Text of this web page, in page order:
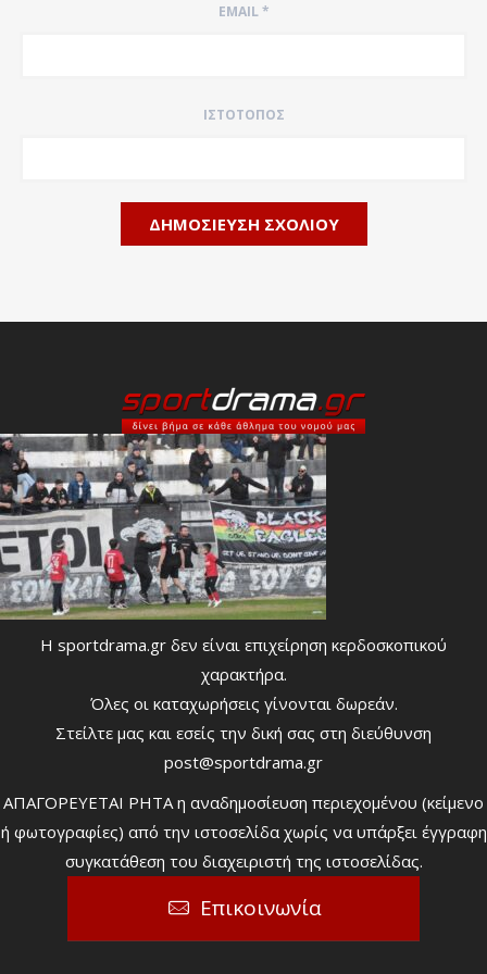
EMAIL*
ΙΣΤΌΤΟΠΟΣ
Η sportdrama.gr δεν είναι επιχείρηση κερδοσκοπικού
χαρακτήρα.
Όλες οι καταχωρήσεις γίνονται δωρεάν.
Στείλτε μας και εσείς την δική σας στη διεύθυνση
post@sportdrama.gr
ΑΠΑΓΟΡΕΥΕΤΑΙ ΡΗΤΑ η αναδημοσίευση περιεχομένου (κείμενο
ή φωτογραφίες) από την ιστοσελίδα χωρίς να υπάρξει έγγραφη
συγκατάθεση του διαχειριστή της ιστοσελίδας.
Επικοινωνία